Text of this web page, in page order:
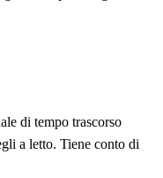
di tempo trascorso
a letto. Tiene conto di